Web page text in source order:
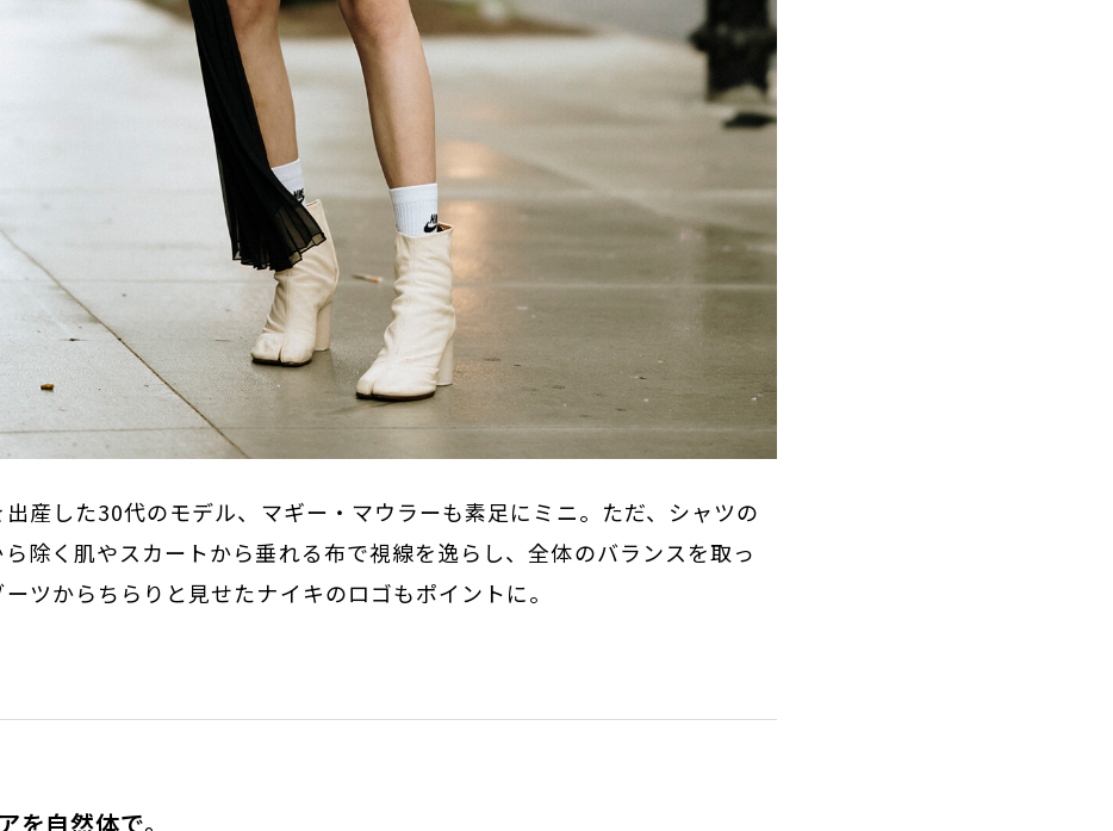
産した30代のモデル、マギー・マウラーも素足にミニ。ただ、シャツの
除く肌やスカートから垂れる布で視線を逸らし、全体のバランスを取っ
ツからちらりと見せたナイキのロゴもポイントに。
を自然体で。